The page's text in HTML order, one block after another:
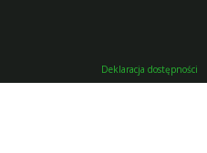
Deklaracja dostępności